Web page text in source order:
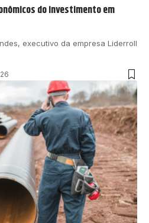
do investimento em
executivo da empresa Liderroll